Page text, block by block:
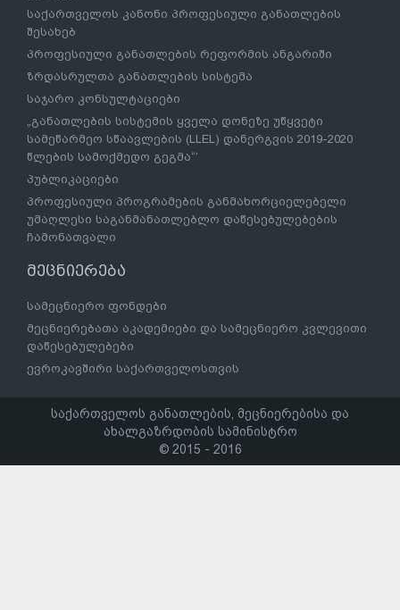
საქართველოს კანონი პროფესიული განათლების
შესახებ
პროფესიული განათლების რეფორმის ანგარიში
ზრდასრულთა განათლების სისტემა
საჯარო კონსულტაციები
„განათლების სისტემის ყველა დონეზე უწყვეტი
სამეწარმეო სწაავლების (LLEL) დანერგვის 2019-2020
წლების სამოქმედო გეგმა“’
პუბლიკაციები
პროფესიული პროგრამების განმახორციელებელი
უმაღლესი საგანმანათლებლო დაწესებულებების
ჩამონათვალი
მეცნიერება
სამეცნიერო ფონდები
მეცნიერებათა აკადემიები და სამეცნიერო კვლევითი
დაწესებულებები
ევროკავშირი საქართველოსთვის
საქართველოს განათლების, მეცნიერებისა და
ახალგაზრდობის სამინისტრო
© 2015 - 2016